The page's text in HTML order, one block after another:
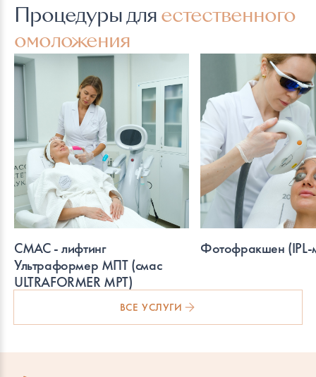
Процедуры дляестественного
омоложения
СМАС - лифтинг
Ультраформер МПТ (смас
ULTRAFORMER MPT)
Фотофракшен (IPL-
ВСЕ УСЛУГИ